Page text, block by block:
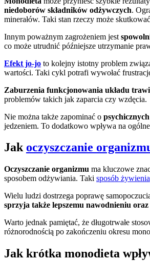
niedoborów składników odżywczych.
minerałów. Taki stan rzeczy może skutkować
Innym poważnym zagrożeniem jest
co może utrudnić późniejsze utrzymanie
Efekt jo-jo to kolejny istotny problem
wartości. Taki cykl potrafi wywołać
Zaburzenia funkcjonowania układu
problemów takich jak zaparcia czy wzdęcia.
Nie można także zapominać o
jedzeniem. To dodatkowo wpływa na
Jak oczyszczanie
Oczyszczanie organizmu ma kluczowe
sposobem odżywiania. Taki sposób żywienia
Wielu ludzi dostrzega poprawę
sprzyja także lepszemu nawodnieniu
Warto jednak pamiętać, że długotrwałe
różnorodnością po zakończeniu okresu
Jak krótka monodieta